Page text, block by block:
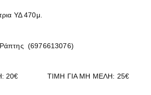
ΥΔ 470μ.
(6976613076)
20€ ΤΙΜΗ ΓΙΑ ΜΗ ΜΕΛΗ: 25€